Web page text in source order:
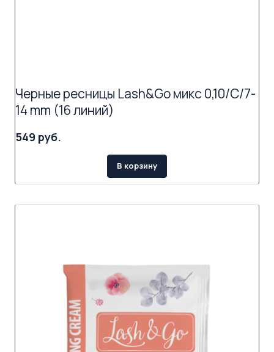
Черные ресницы Lash&Go микс 0,10/C/7-
14 mm (16 линий)
549 руб.
В корзину